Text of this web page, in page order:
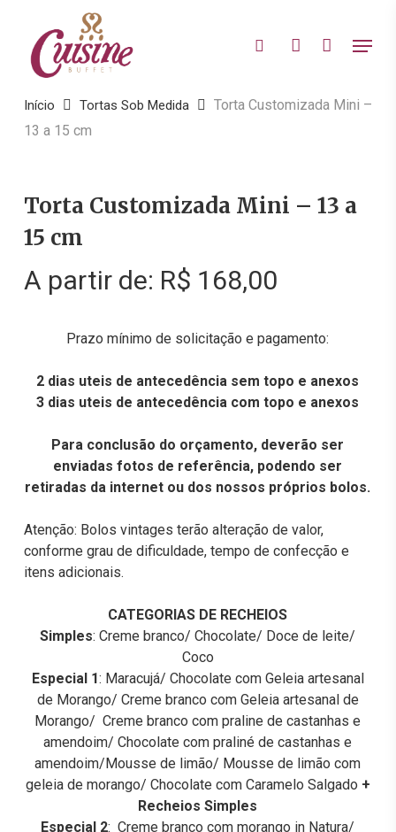
content
searchaccount Menu
Início Tortas Sob Medida
Torta Customizada Mini –
13 a 15 cm
Torta Customizada Mini – 13 a
15 cm
A partir de: R$ 168,00
Prazo mínimo de solicitação e pagamento:
2 dias uteis de antecedência sem topo e anexos
3 dias uteis de antecedência com topo e anexos
Para conclusão do orçamento, deverão ser
enviadas fotos de referência, podendo ser
retiradas da internet ou dos nossos próprios bolos.
Atenção: Bolos vintages terão alteração de valor,
conforme grau de dificuldade, tempo de confecção e
itens adicionais.
CATEGORIAS DE RECHEIOS
Simples: Creme branco/ Chocolate/ Doce de leite/
Coco
Especial 1: Maracujá/ Chocolate com Geleia artesanal
de Morango/ Creme branco com Geleia artesanal de
Morango/ Creme branco com praline de castanhas e
amendoim/ Chocolate com praliné de castanhas e
amendoim/Mousse de limão/ Mousse de limão com
geleia de morango/ Chocolate com Caramelo Salgado +
Recheios Simples
Especial 2: Creme branco com morango in Natura/